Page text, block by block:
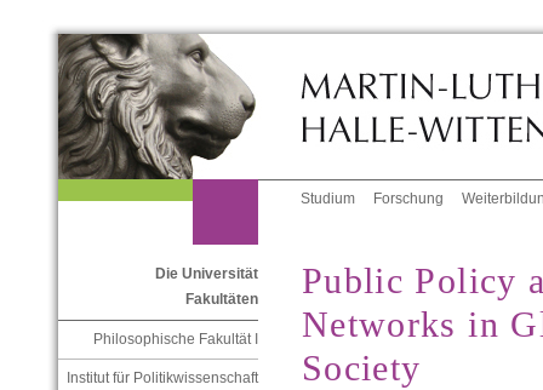
Studium Forschung
Die Universität
Fakultäten
Philosophische Fakultät I
Institut für Politikwissenschaft
Public Policy
Networks in
Society